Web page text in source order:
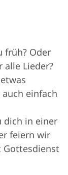
früh? Oder
Lieder?
einfach
dich in einer
feiern wir
Gottesdienst